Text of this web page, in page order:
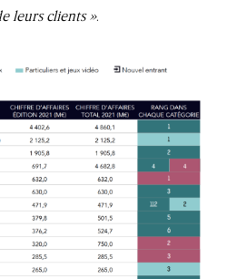
leurs clients ».